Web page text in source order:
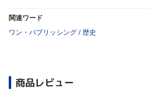
関連ワード
ワン・パブリッシング / 歴史
商品レビュー